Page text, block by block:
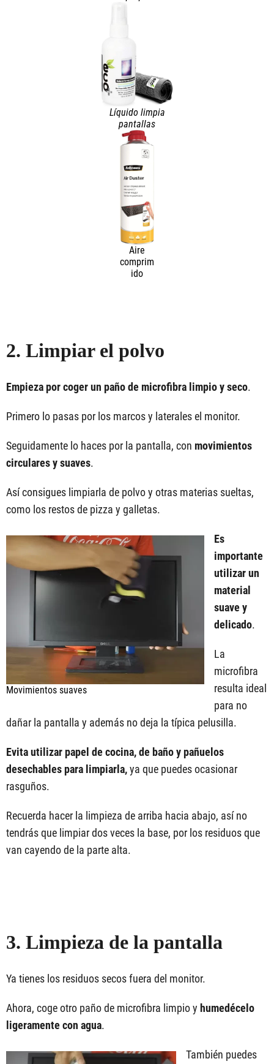
Líquido limpia
pantallas
Aire
comprim
ido
2. Limpiar el polvo
Empieza por coger un paño de microfibra limpio y seco.
Primero lo pasas por los marcos y laterales el monitor.
Seguidamente lo haces por la pantalla, con movimientos
circulares y suaves.
Así consigues limpiarla de polvo y otras materias sueltas,
como los restos de pizza y galletas.
Movimientos suaves
Es
importante
utilizar un
material
suave y
delicado.
La
microfibra
resulta ideal
para no
dañar la pantalla y además no deja la típica pelusilla.
Evita utilizar papel de cocina, de baño y pañuelos
desechables para limpiarla,ya que puedes ocasionar
rasguños.
Recuerda hacer la limpieza de arriba hacia abajo, así no
tendrás que limpiar dos veces la base, por los residuos que
van cayendo de la parte alta.
3. Limpieza de la pantalla
Ya tienes los residuos secos fuera del monitor.
Ahora, coge otro paño de microfibra limpio y humedécelo
ligeramente con agua.
También puedes